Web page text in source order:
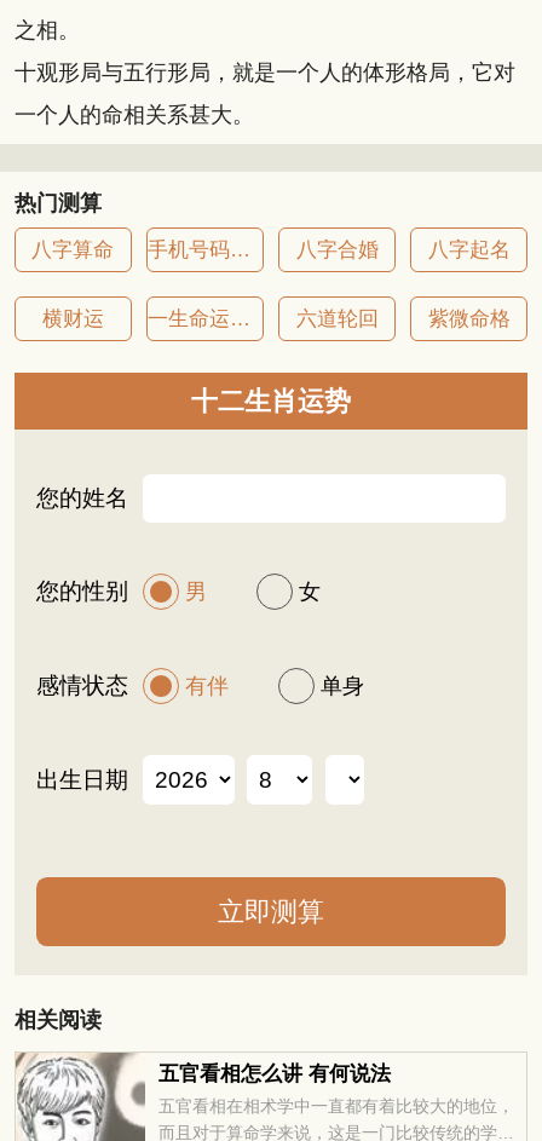
之相。
十观形局与五行形局，就是一个人的体形格局，它对
一个人的命相关系甚大。
热门测算
八字算命 手机号码吉凶 八字合婚 八字起名
横财运 一生命运详批 六道轮回 紫微命格
十二生肖运势
您的姓名
您的性别 男 女
感情状态 有伴 单身
出生日期
相关阅读
五官看相怎么讲 有何说法
五官看相在相术学中一直都有着比较大的地位，
而且对于算命学来说，这是一门比较传统的学